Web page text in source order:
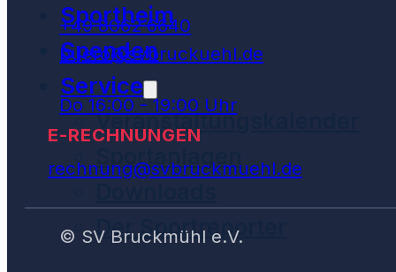
Sportheim
Spenden
Service
Veranstaltungskalender
Sportanlagen
Der Sportreporter
+49 8062 6640
buero@svbruckuehl.de
Do 16:00 - 19:00 Uhr
E-RECHNUNGEN
rechnung@svbruckmuehl.de
© SV Bruckmühl e.V.